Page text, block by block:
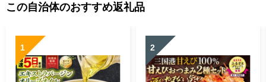
この自治体のおすすめ返礼品
1 2